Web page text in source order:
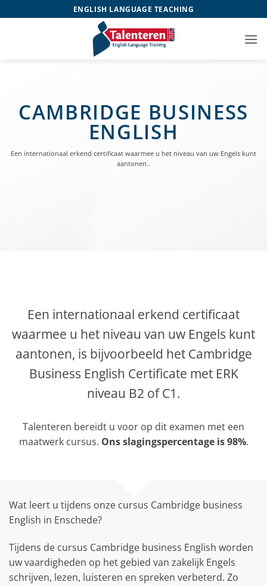
naar
ENGLISH LANGUAGE TEACHING
CAMBRIDGE BUSINESS
ENGLISH
Een internationaal erkend certificaat waarmee u het niveau van uw Engels kunt
aantonen..
Een internationaal erkend certificaat
waarmee u het niveau van uw Engels kunt
aantonen, is bijvoorbeeld het Cambridge
Business English Certificate met ERK
niveau B2 of C1.
Talenteren bereidt u voor op dit examen met een
maatwerk cursus. Ons slagingspercentage is 98%.
Wat leert u tijdens onze cursus Cambridge business
English in Enschede?
Tijdens de cursus Cambridge business English worden
uw vaardigheden op het gebied van zakelijk Engels
schrijven, lezen, luisteren en spreken verbeterd. Zo